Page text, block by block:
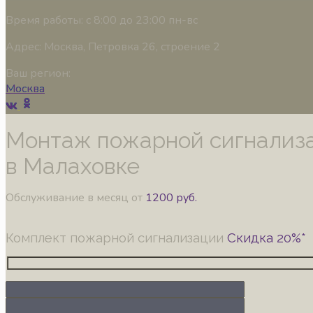
Время работы: с 8:00 до 23:00 пн-вс
Адрес: Москва, Петровка 26, строение 2
Ваш регион:
Москва
Монтаж пожарной
в Малаховке
Обслуживание в месяц от 1200 руб.
Комплект пожарной сигнализации Скидка 20%*